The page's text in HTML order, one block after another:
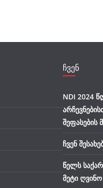
ჩვენ
NDI 2024
შეფასების
ჩვენ
წელს
მეტი